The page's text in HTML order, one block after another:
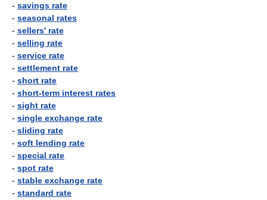
- savings rate
- seasonal rates
- sellers' rate
- selling rate
- service rate
- settlement rate
- short rate
- short-term interest rates
- sight rate
- single exchange rate
- sliding rate
- soft lending rate
- special rate
- spot rate
- stable exchange rate
- standard rate